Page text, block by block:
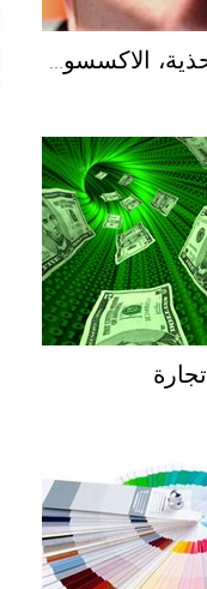
الألبسة، الأحذية، الاكسسوارات
تجارة